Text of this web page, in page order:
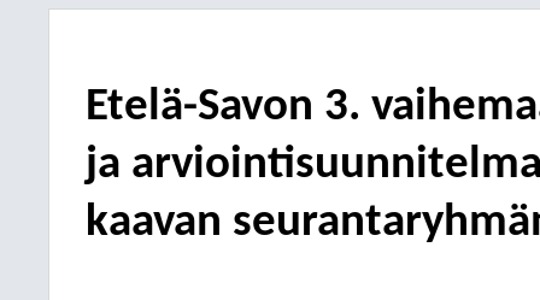
Etelä-Savon 3.
ja
kaavan